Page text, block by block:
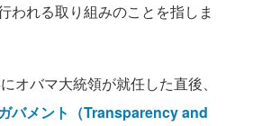
われる取り組みのことを指しま
オバマ大統領が就任した直後、
バメント（Transparency and